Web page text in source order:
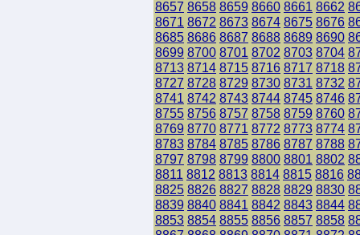
8657 8658 8659 8660 8661 8662
8671 8672 8673 8674 8675 8676
8685 8686 8687 8688 8689 8690
8699 8700 8701 8702 8703 8704
8713 8714 8715 8716 8717 8718
8727 8728 8729 8730 8731 8732
8741 8742 8743 8744 8745 8746
8755 8756 8757 8758 8759 8760
8769 8770 8771 8772 8773 8774
8783 8784 8785 8786 8787 8788
8797 8798 8799 8800 8801 8802
8811 8812 8813 8814 8815 8816
8825 8826 8827 8828 8829 8830
8839 8840 8841 8842 8843 8844
8853 8854 8855 8856 8857 8858